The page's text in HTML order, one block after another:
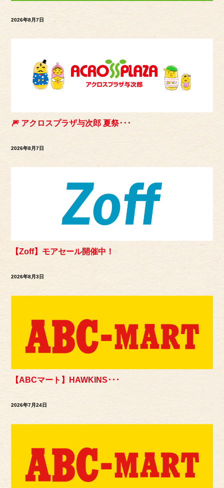
2026年8月7日
🎆 アクロスプラザ与次郎 夏祭･･･
2026年8月7日
【Zoff】モアセール開催中！
2026年8月3日
【ABCマート】HAWKINS･･･
2026年7月24日